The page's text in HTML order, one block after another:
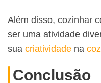
Além disso, cozinhar
ser uma atividade
sua criatividade na
Conclusão